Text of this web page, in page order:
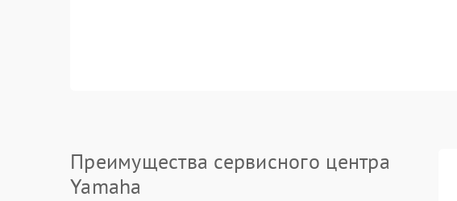
Преимущества сервисного центра
Yamaha